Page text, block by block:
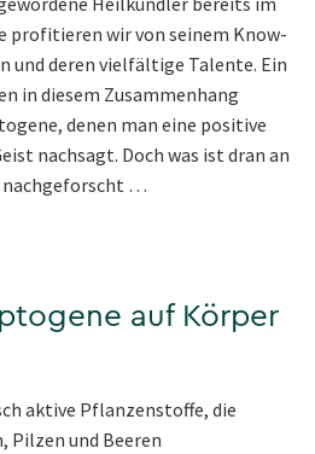
profitieren wir von seinem Know-
und deren vielfältige Talente. Ein
in diesem Zusammenhang
denen man eine positive
nachsagt. Doch was ist dran an
nachgeforscht …
auf Körper
aktive Pflanzenstoffe, die
Pilzen und Beeren